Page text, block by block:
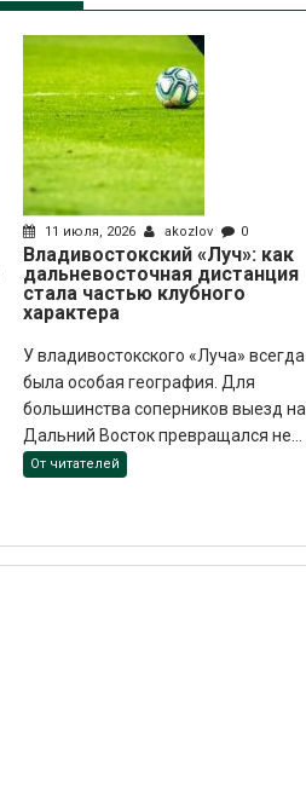
11 июля, 2026 akozlov 0
Владивостокский «Луч»: как
дальневосточная дистанция
стала частью клубного
характера
У владивостокского «Луча» всегда
была особая география. Для
большинства соперников выезд на
Дальний Восток превращался не...
От читателей